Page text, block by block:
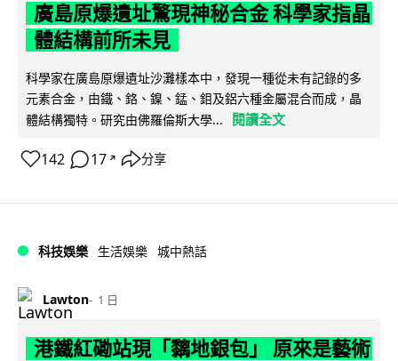
廣島原爆遺址驚現神秘合金 科學家指晶
體結構前所未見
科學家在廣島原爆遺址沙灘樣本中，發現一種從未有記錄的多
元素合金，由鐵、鉻、鎳、錳、鉬及鋁六種金屬混合而成，晶
體結構獨特。研究由佛羅倫斯大學...
閱讀全文
142 17 ↗ 分享
科技娛樂 生活娛樂 城中熱話
Lawton 1 日
港鐵紅磡站現「黐地銀包」 原來是藝術